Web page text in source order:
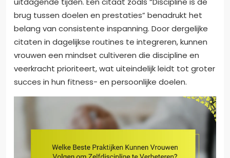
brug tussen doelen en prestaties” benadrukt het
belang van consistente inspanning. Door dergelijke
citaten in dagelijkse routines te integreren, kunnen
vrouwen een mindset cultiveren die discipline en
veerkracht prioriteert, wat uiteindelijk leidt tot groter
succes in hun fitness- en persoonlijke doelen.